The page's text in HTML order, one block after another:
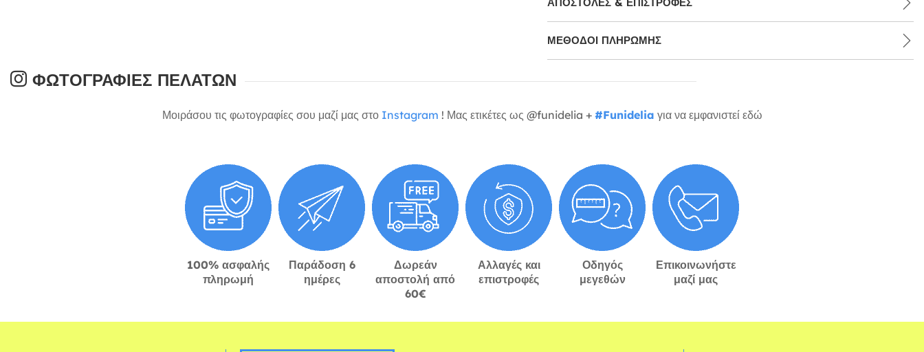
ΜΕΘΌΔΟΙ ΠΛΗΡΩΜΉΣ
ΦΩΤΟΓΡΑΦΊΕΣ ΠΕΛΑΤΏΝ
Μοιράσου τις φωτογραφίες σου μαζί μας στο Instagram ! Μας ετικέτες ως @funidelia + #Funidelia για να εμφανιστεί εδώ
100% ασφαλής
πληρωμή
Παράδοση 6
ημέρες
Δωρεάν
αποστολή από
60€
Αλλαγές και
επιστροφές
Οδηγός
μεγεθών
Επικοινωνήστε
μαζί μας